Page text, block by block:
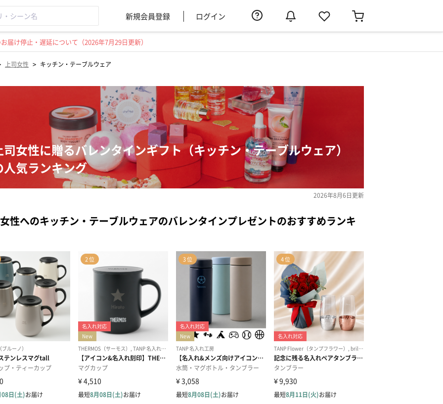
新規会員登録 ログイン
け停止・遅延について（2026年7月29日更新）
上司女性 > キッチン・テーブルウェア
司女性に贈るバレンタインギフト（キッチン・テーブルウェア）
人気ランキング
2026年8月6日更新
性へのキッチン・テーブルウェアのバレンタインプレゼントのおすすめランキ